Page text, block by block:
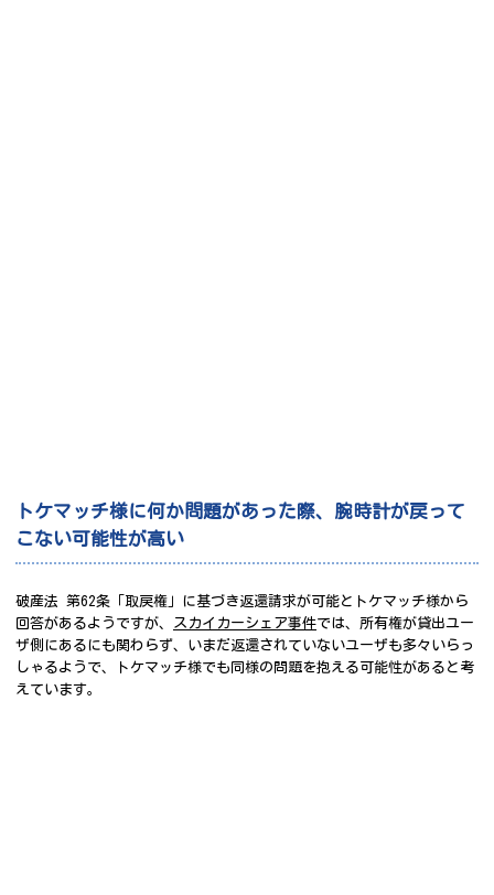
トケマッチ様に何か問題があった際、腕時計が戻って
こない可能性が高い
破産法 第62条「取戻権」に基づき返還請求が可能とトケマッチ様から
回答があるようですが、 スカイカーシェア事件では、所有権が貸出ユー
ザ側にあるにも関わらず、いまだ返還されていないユーザも多々いらっ
しゃるようで、トケマッチ様でも同様の問題を抱える可能性があると考
えています。